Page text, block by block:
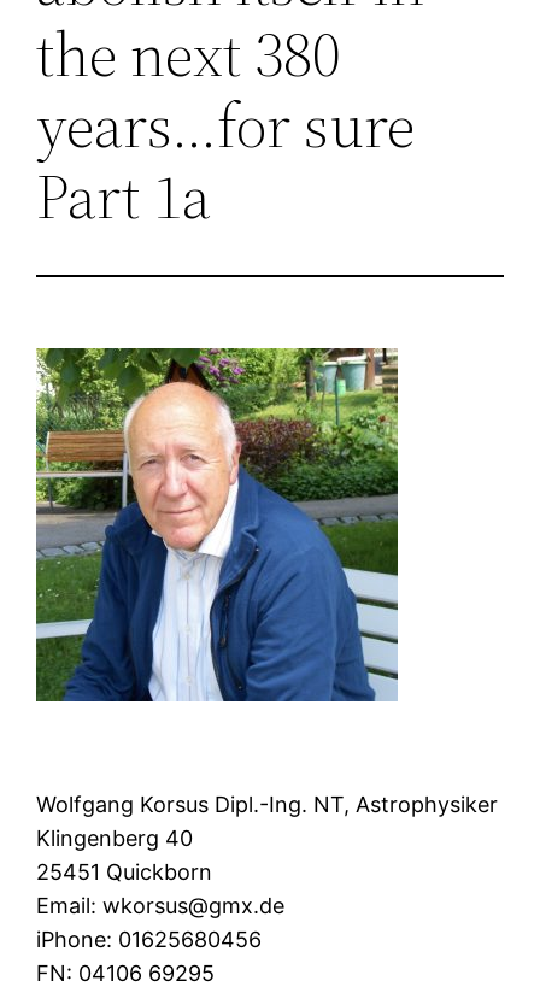
the next 380
years…for sure
Part 1a
Wolfgang Korsus Dipl.-Ing. NT, Astrophysiker
Klingenberg 40
25451 Quickborn
Email:wkorsus@gmx.de
iPhone: 01625680456
FN: 04106 69295